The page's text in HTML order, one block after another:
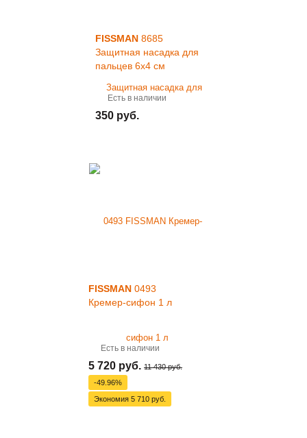
FISSMAN 8685
Защитная насадка для
пальцев 6x4 см
Есть в наличии
350 руб.
FISSMAN 0493
Кремер-сифон 1 л
Есть в наличии
5 720 руб. 11 430 руб.
-49.96%
Экономия 5 710 руб.